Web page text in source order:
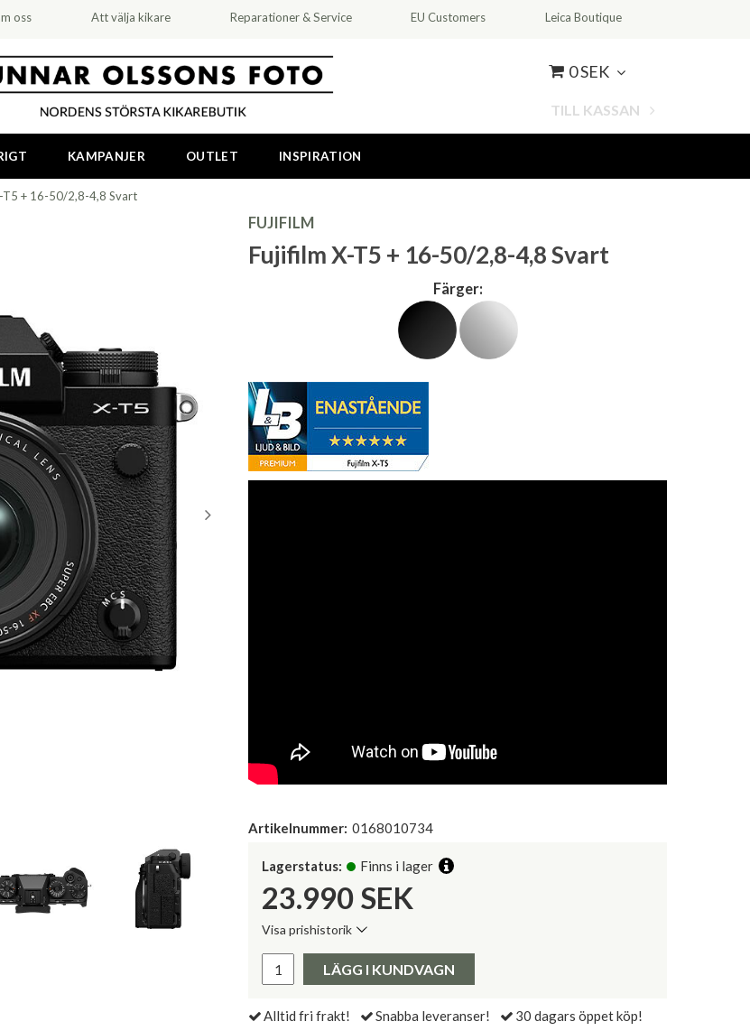
oss Att välja kikare Reparationer & Service EU Customers Leica Boutique
0 SEK
TILL KASSAN
KAMPANJER OUTLET INSPIRATION
T5 + 16-50/2,8-4,8 Svart
FUJIFILM
Fujifilm X-T5 + 16-50/2,8-4,8 Svart
Färger:
Artikelnummer: 0168010734
Lagerstatus: Finns i lager
23.990 SEK
Visa prishistorik
Lägsta pris de senaste 30 dagarna:
Pris:
LÄGG I KUNDVAGN
Alltid fri frakt! Snabba leveranser! 30 dagars öppet köp!